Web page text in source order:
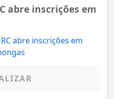
abre inscrições em